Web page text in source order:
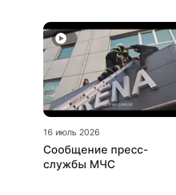
16 июль 2026
Сообщение пресс-
службы МЧС